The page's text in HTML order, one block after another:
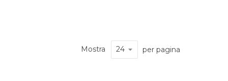
Mostra per pagina